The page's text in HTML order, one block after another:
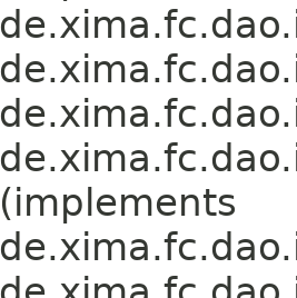
(implements